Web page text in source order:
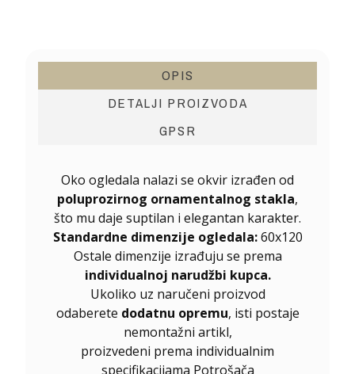
OPIS
DETALJI PROIZVODA
GPSR
Oko ogledala nalazi se okvir izrađen od
poluprozirnog ornamentalnog stakla,
što mu daje suptilan i elegantan karakter.
Standardne dimenzije ogledala:60x120
Ostale dimenzije izrađuju se prema
individualnoj narudžbi kupca.
Ukoliko uz naručeni proizvod
odaberete dodatnu opremu, isti postaje
nemontažni artikl,
proizvedeni prema individualnim
specifikacijama Potrošača